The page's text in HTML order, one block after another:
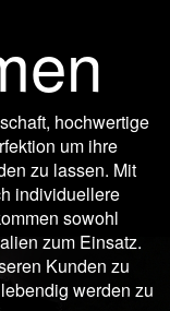
hochwertige
um ihre
zu lassen. Mit
individuellere
sowohl
zum Einsatz.
Kunden zu
werden zu